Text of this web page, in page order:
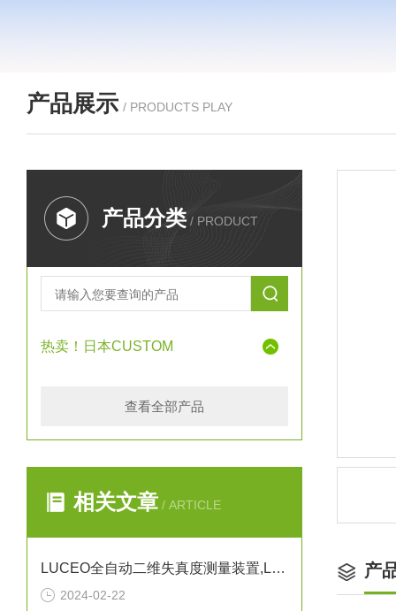
产品展示 / PRODUCTS PLAY
产品分类 / PRODUCT
热卖！日本CUSTOM
查看全部产品
相关文章 / ARTICLE
LUCEO全自动二维失真度测量装置,LSM-9000LE讲解
2024-02-22
产